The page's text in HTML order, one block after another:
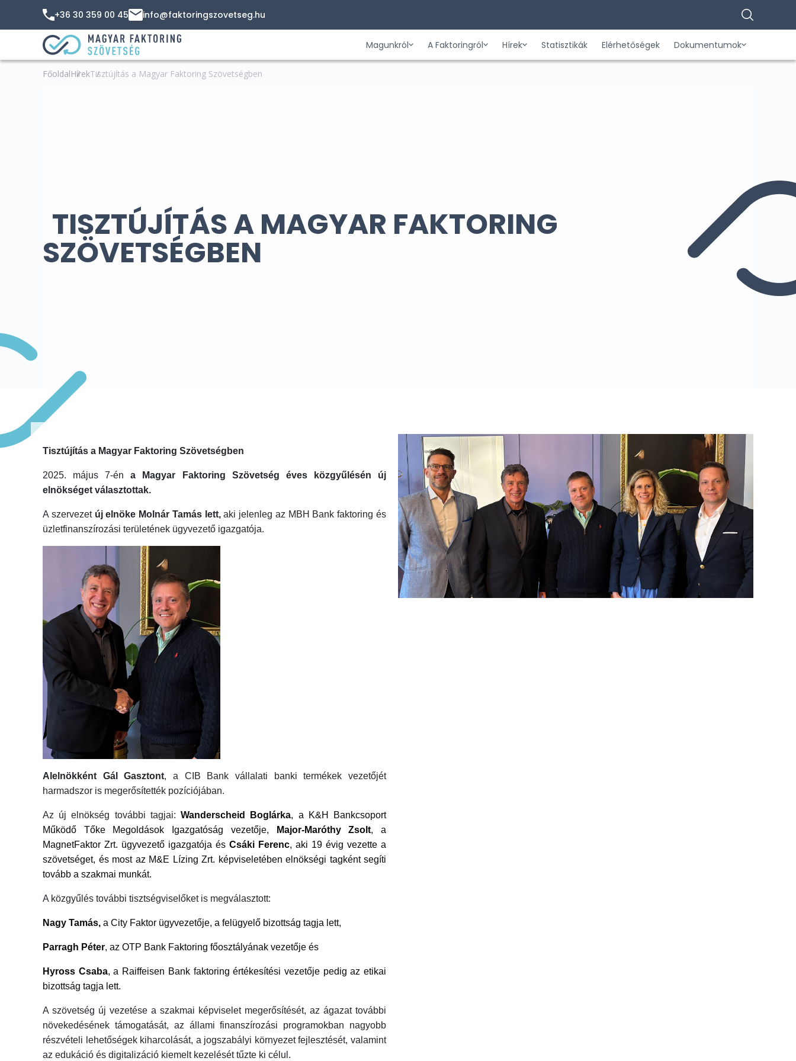
+36 30 359 00 45 info@faktoringszovetseg.hu
Magunkról A Faktoringról Hírek Statisztikák Elérhetőségek Dokumentumok
FőoldalHírekTisztújítás a Magyar Faktoring Szövetségben
TISZTÚJÍTÁS A MAGYAR FAKTORING
SZÖVETSÉGBEN
Tisztújítás a Magyar Faktoring Szövetségben
2025. május 7-éna Magyar Faktoring Szövetség éves közgyűlésén új
elnökséget választottak.
A szervezet új elnöke Molnár Tamás lett,aki jelenleg az MBH Bank faktoring és
üzletfinanszírozási területének ügyvezető igazgatója.
Alelnökként Gál Gasztont, a CIB Bank vállalati banki termékek vezetőjét
harmadszor is megerősítették pozíciójában.
Az új elnökség további tagjai:Wanderscheid Boglárka, a K&H Bankcsoport
Működő Tőke Megoldások Igazgatóság vezetője,
Major-Maróthy Zsolt, a
MagnetFaktor Zrt. ügyvezető igazgatója és Csáki Ferenc, aki 19 évig vezette a
szövetséget, és most az M&E Lízing Zrt. képviseletében elnökségi tagként segíti
tovább a szakmai munkát.
A közgyűlés további tisztségviselőket is megválasztott:
Nagy Tamás, a City Faktor ügyvezetője, a felügyelő bizottság tagja lett,
Parragh Péter, az OTP Bank Faktoring főosztályának vezetője és
Hyross Csaba, a Raiffeisen Bank faktoring értékesítési vezetője pedig az etikai
bizottság tagja lett.
A szövetség új vezetése a szakmai képviselet megerősítését, az ágazat további
növekedésének támogatását, az állami finanszírozási programokban nagyobb
részvételi lehetőségek kiharcolását, a jogszabályi környezet fejlesztését, valamint
az edukáció és digitalizáció kiemelt kezelését tűzte ki célul.